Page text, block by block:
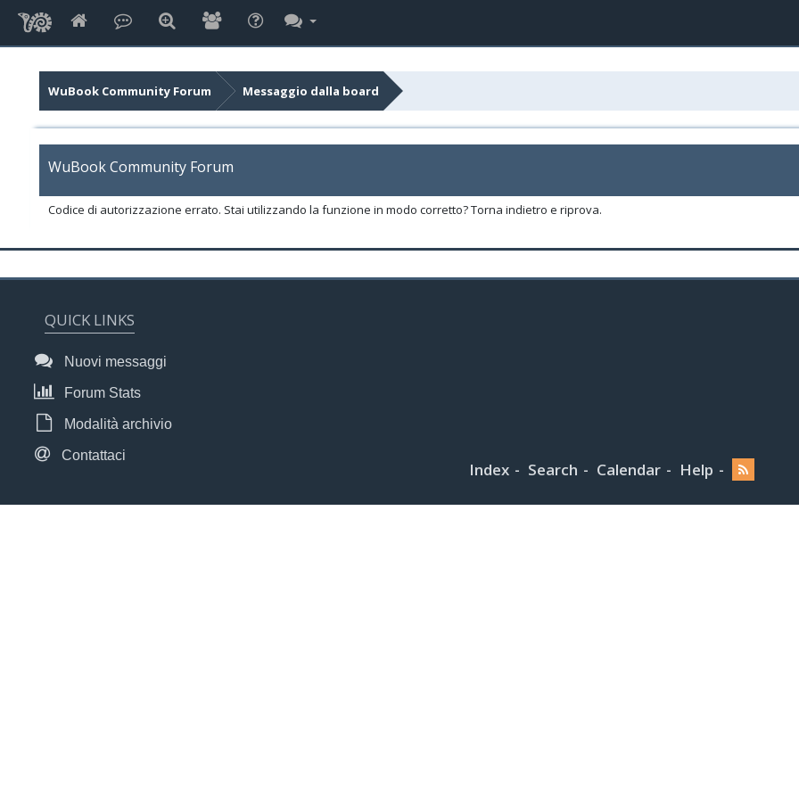
WuBook Community Forum Messaggio dalla board
WuBook Community Forum
Codice di autorizzazione errato. Stai utilizzando la funzione in modo corretto? Torna indietro e riprova.
QUICK LINKS
Nuovi messaggi
Forum Stats
Modalità archivio
Contattaci
Index Search Calendar Help